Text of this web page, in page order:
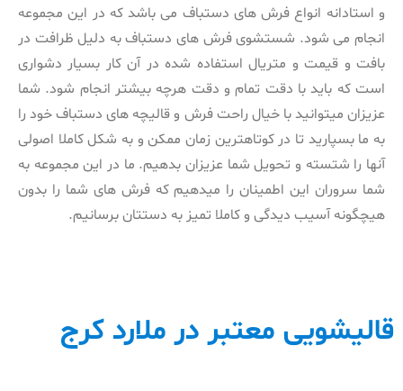
و استادانه انواع فرش های دستباف می باشد که در این مجموعه
انجام می شود. شستشوی فرش های دستباف به دلیل ظرافت در
بافت و قیمت و متریال استفاده شده در آن کار بسیار دشواری
است که باید با دقت تمام و دقت هرچه بیشتر انجام شود. شما
عزیزان میتوانید با خیال راحت فرش و قالیچه های دستباف خود را
به ما بسپارید تا در کوتاهترین زمان ممکن و به شکل کاملا اصولی
آنها را شتسته و تحویل شما عزیزان بدهیم. ما در این مجموعه به
شما سروران این اطمینان را میدهیم که فرش های شما را بدون
هیچگونه آسیب دیدگی و کاملا تمیز به دستتان برسانیم.
قالیشویی معتبر در ملارد کرج